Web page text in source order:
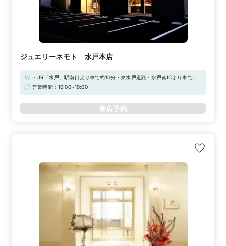
ジュエリーネモト 水戸本店
・JR「水戸」駅南口より車で約10分・東水戸道路・水戸南ICより車で約8
分・常磐道・水戸ICより車で約15分※駐車場あり
営業時間：10:00~19:00
来店予約